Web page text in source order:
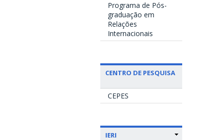
Programa de Pós-
graduação em
Relações
Internacionais
CENTRO DE PESQUISA
CEPES
IERI